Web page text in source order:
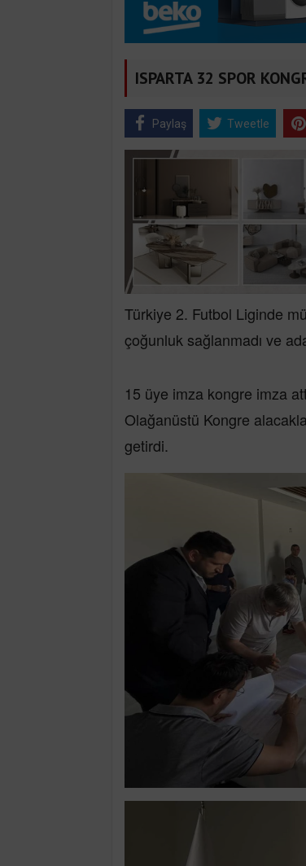
ISPARTA 32 SPOR
Paylaş Tweetle
Türkiye 2. Futbol Liginde
çoğunluk sağlanmadı ve
15 üye imza kongre imza
Olağanüstü Kongre
getirdi.